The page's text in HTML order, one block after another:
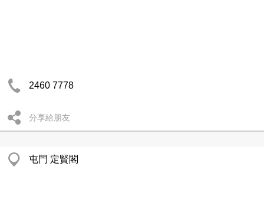
2460 7778
分享給朋友
屯門 定賢閣